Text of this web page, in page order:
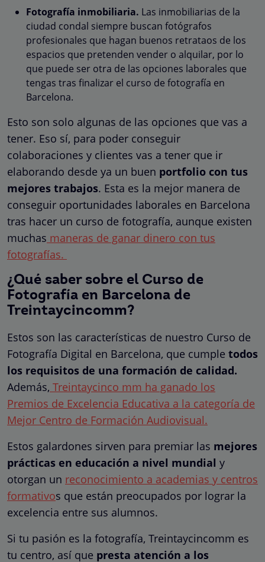
Fotografía inmobiliaria. Las inmobiliarias de la
ciudad condal siempre buscan fotógrafos
profesionales que hagan buenos retrataos de los
espacios que pretenden vender o alquilar, por lo
que puede ser otra de las opciones laborales que
tengas tras finalizar el curso de fotografía en
Barcelona.
Esto son solo algunas de las opciones que vas a
tener. Eso sí, para poder conseguir
colaboraciones y clientes vas a tener que ir
elaborando desde ya un buen portfolio con tus
mejores trabajos. Esta es la mejor manera de
conseguir oportunidades laborales en Barcelona
tras hacer un curso de fotografía, aunque existen
muchas maneras de ganar dinero con tus
fotografías.
¿Qué saber sobre el Curso de
Fotografía en Barcelona de
Treintaycincomm?
Estos son las características de nuestro Curso de
Fotografía Digital en Barcelona, que cumple todos
los requisitos de una formación de calidad.
Además, Treintaycinco mm ha ganado los
Premios de Excelencia Educativa a la categoría de
Mejor Centro de Formación Audiovisual.
Estos galardones sirven para premiar las mejores
prácticas en educación a nivel mundial y
otorgan un reconocimiento a academias y centros
formativos que están preocupados por lograr la
excelencia entre sus alumnos.
Si tu pasión es la fotografía, Treintaycincomm es
tu centro, así que presta atención a los